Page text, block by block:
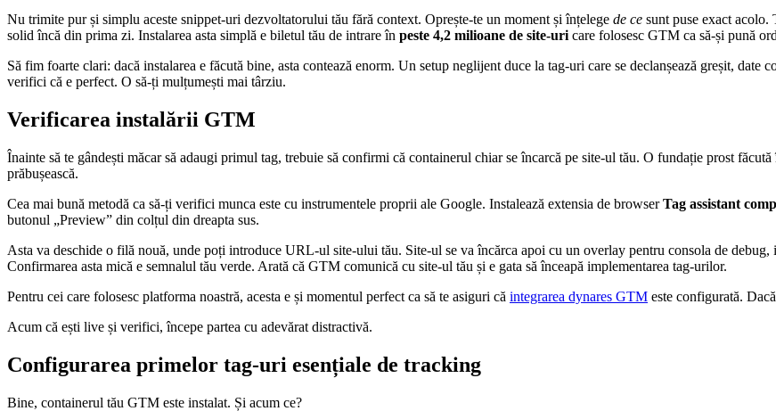
Nu trimite pur și simplu aceste snippet-uri dezvoltatorului tău fără context. Oprește-te un moment și înțelege de ce sunt puse exact acolo.
solid încă din prima zi. Instalarea asta simplă e biletul tău de intrare în peste 4,2 milioane de site-uri care folosesc GTM ca să-și pună
Să fim foarte clari: dacă instalarea e făcută bine, asta contează enorm. Un setup neglijent duce la tag-uri care se declanșează greșit, date
verifici că e perfect. O să-ți mulțumești mai târziu.
Verificarea instalării GTM
Înainte să te gândești măcar să adaugi primul tag, trebuie să confirmi că containerul chiar se încarcă pe site-ul tău. O fundație prost făcută
prăbușească.
Cea mai bună metodă ca să-ți verifici munca este cu instrumentele proprii ale Google. Instalează extensia de browserTag assistant
butonul „Preview” din colțul din dreapta sus.
Asta va deschide o filă nouă, unde poți introduce URL-ul site-ului tău. Site-ul se va încărca apoi cu un overlay pentru consola de
Confirmarea asta mică e semnalul tău verde. Arată că GTM comunică cu site-ul tău și e gata să înceapă implementarea tag-urilor.
Pentru cei care folosesc platforma noastră, acesta e și momentul perfect ca să te asiguri că integrarea dynares GTM este configurată.
Acum că ești live și verifici, începe partea cu adevărat distractivă.
Configurarea primelor tag-uri esențiale de tracking
Bine, containerul tău GTM este instalat. Și acum ce?